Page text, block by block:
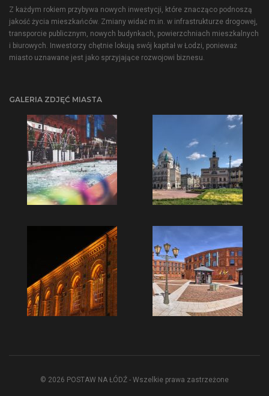
Z każdym rokiem przybywa nowych inwestycji, które znacząco podnoszą
jakość życia mieszkańców. Zmiany widać m.in. w infrastrukturze drogowej,
transporcie publicznym, nowych budynkach, powierzchniach mieszkalnych
i biurowych. Inwestorzy chętnie lokują swój kapitał w Łodzi, ponieważ
miasto uznawane jest jako sprzyjające rozwojowi biznesu.
GALERIA ZDJĘĆ MIASTA
© 2026 POSTAW NA ŁÓDŹ - Wszelkie prawa zastrzeżone